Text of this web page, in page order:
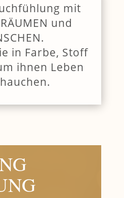
mit
und
in Farbe, Stoff
ihnen Leben